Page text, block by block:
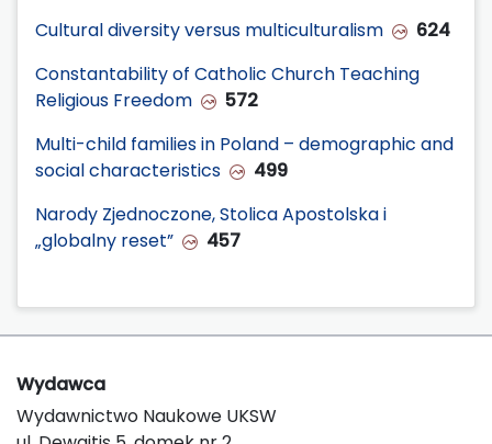
Cultural diversity versus multiculturalism
624
Constantability of Catholic Church Teaching
Religious Freedom
572
Multi-child families in Poland – demographic and
social characteristics
499
Narody Zjednoczone, Stolica Apostolska i
„globalny reset”
457
Wydawca
Wydawnictwo Naukowe UKSW